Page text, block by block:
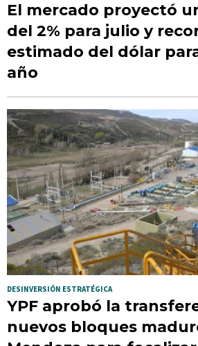
El mercado proyectó
del 2% para julio y
estimado del dólar
año
DESINVERSIÓN ESTRATÉGICA
YPF aprobó la
nuevos bloques